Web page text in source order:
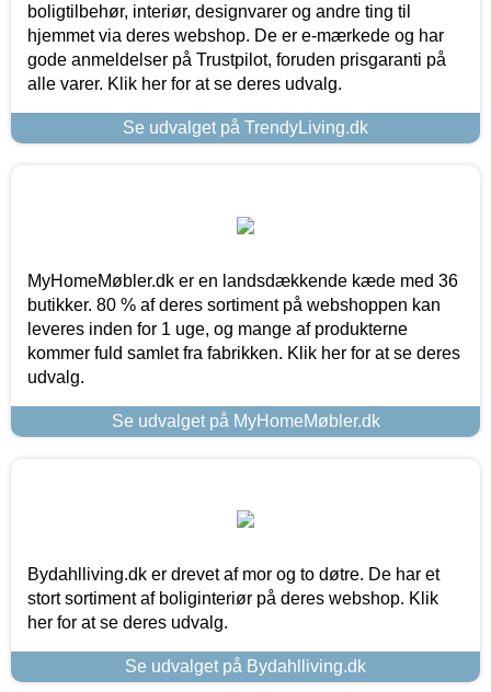
boligtilbehør, interiør, designvarer og andre ting til
hjemmet via deres webshop. De er e-mærkede og har
gode anmeldelser på Trustpilot, foruden prisgaranti på
alle varer. Klik her for at se deres udvalg.
Se udvalget på TrendyLiving.dk
MyHomeMøbler.dk er en landsdækkende kæde med 36
butikker. 80 % af deres sortiment på webshoppen kan
leveres inden for 1 uge, og mange af produkterne
kommer fuld samlet fra fabrikken. Klik her for at se deres
udvalg.
Se udvalget på MyHomeMøbler.dk
Bydahlliving.dk er drevet af mor og to døtre. De har et
stort sortiment af boliginteriør på deres webshop. Klik
her for at se deres udvalg.
Se udvalget på Bydahlliving.dk